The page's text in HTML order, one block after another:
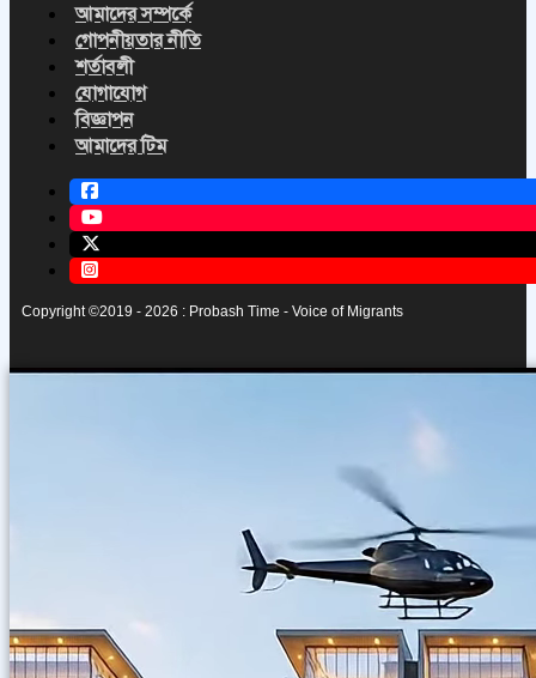
আমাদের সম্পর্কে
গোপনীয়তার নীতি
শর্তাবলী
যোগাযোগ
বিজ্ঞাপন
আমাদের টিম
Copyright ©2019 - 2026 : Probash Time - Voice of Migrants